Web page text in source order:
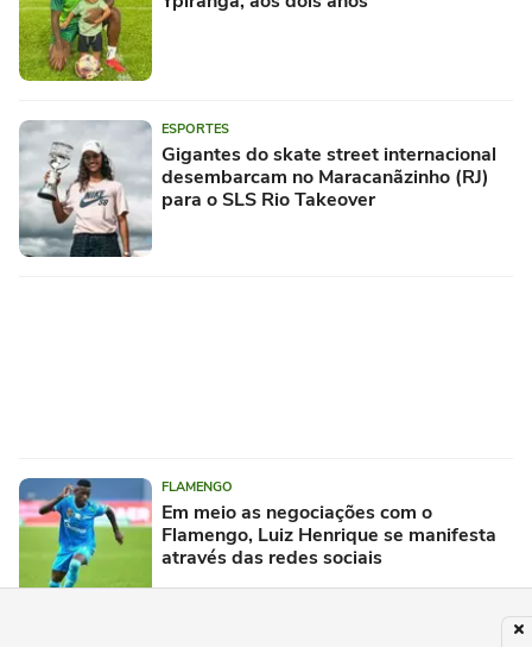
ESPORTES
Gigantes do skate street internacional
desembarcam no Maracanãzinho (RJ)
para o SLS Rio Takeover
FLAMENGO
Em meio as negociações com o
Flamengo, Luiz Henrique se manifesta
através das redes sociais